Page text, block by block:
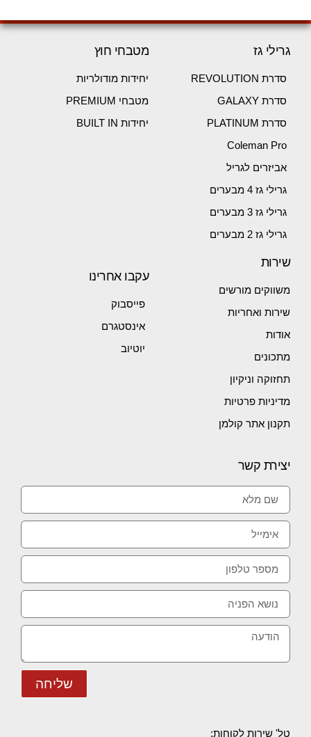
גרילי גז
סדרת REVOLUTION
סדרת GALAXY
סדרת PLATINUM
Coleman Pro
אביזרים לגריל
גרילי גז 4 מבערים
גרילי גז 3 מבערים
גרילי גז 2 מבערים
מטבחי חוץ
יחידות מודולריות
מטבחי PREMIUM
יחידות BUILT IN
שירות
משווקים מורשים
שירות ואחריות
אודות
מתכונים
תחזוקה וניקיון
מדיניות פרטיות
תקנון אתר קולמן
עקבו אחרינו
פייסבוק
אינסטגרם
יוטיוב
יצירת קשר
שליחה
טל' שירות לקוחות: